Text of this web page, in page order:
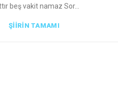
beş vakit namaz Sor...
ŞIIRIN TAMAMI